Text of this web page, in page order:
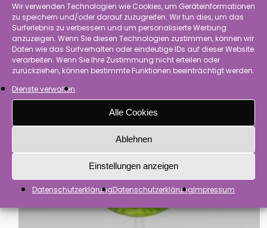
Wir verwenden Technologien wie Cookies, um Geräteinformationen
zu speichern und/oder darauf zuzugreifen. Wir tun dies, um das
Surferlebnis zu verbessern und um personalisierte Werbung
anzuzeigen. Wenn Sie diesen Technologien zustimmen, können wir
Daten wie das Surfverhalten oder eindeutige IDs auf dieser Website
verarbeiten. Wenn Sie Ihre Zustimmung nicht erteilen oder
zurückziehen, können bestimmte Funktionen beeinträchtigt werden.
Dienste verwalten
Alle Cookies
Ablehnen
Einstellungen anzeigen
DatenschutzerklärungDatenschutzerklärungImpressum